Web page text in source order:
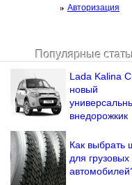
Авторизация
Напомнить
Популярные
Lada Kalina
новый
внедорожкик
Как выбрать
для грузовых